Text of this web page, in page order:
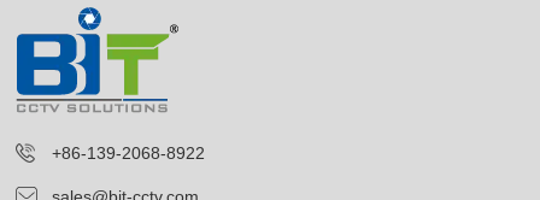
+86-139-2068-8922